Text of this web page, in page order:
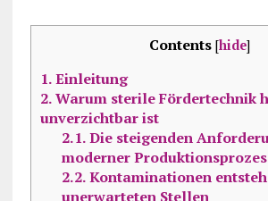
Contents [hide]
1.Einleitung
2.Warum sterile Fördertechnik
unverzichtbar ist
2.1.Die steigenden
moderner
2.2.Kontaminationen
unerwarteten Stellen